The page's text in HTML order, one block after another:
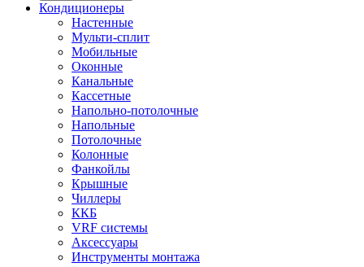
Кондиционеры
Настенные
Мульти-сплит
Мобильные
Оконные
Канальные
Кассетные
Напольно-потолочные
Напольные
Потолочные
Колонные
Фанкойлы
Крышные
Чиллеры
ККБ
VRF системы
Аксессуары
Инструменты монтажа